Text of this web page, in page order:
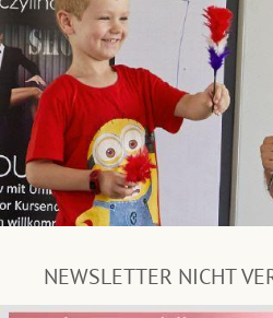
NEWSLETTER NICHT